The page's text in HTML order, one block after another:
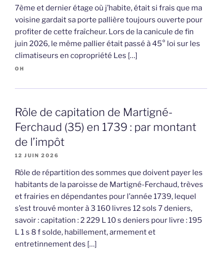
7ème et dernier étage où j’habite, était si frais que ma
voisine gardait sa porte pallière toujours ouverte pour
profiter de cette fraîcheur. Lors de la canicule de fin
juin 2026, le même pallier était passé à 45° loi sur les
climatiseurs en copropriété Les […]
OH
Rôle de capitation de Martigné-
Ferchaud (35) en 1739 : par montant
de l’impôt
12 JUIN 2026
Rôle de répartition des sommes que doivent payer les
habitants de la paroisse de Martigné-Ferchaud, trèves
et frairies en dépendantes pour l’année 1739, lequel
s’est trouvé monter à 3 160 livres 12 sols 7 deniers,
savoir : capitation : 2 229 L 10 s deniers pour livre : 195
L 1 s 8 f solde, habillement, armement et
entretinnement des […]